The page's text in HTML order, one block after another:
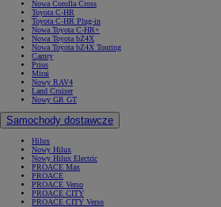
Nowa Corolla Cross
Toyota C-HR
Toyota C-HR Plug-in
Nowa Toyota C-HR+
Nowa Toyota bZ4X
Nowa Toyota bZ4X Touring
Camry
Prius
Mirai
Nowy RAV4
Land Cruiser
Nowy GR GT
Samochody dostawcze
Hilux
Nowy Hilux
Nowy Hilux Electric
PROACE Max
PROACE
PROACE Verso
PROACE CITY
PROACE CITY Verso